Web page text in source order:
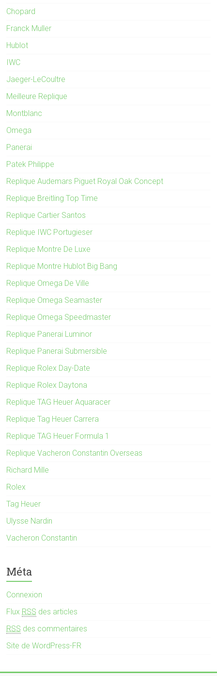
Chopard
Franck Muller
Hublot
IWC
Jaeger-LeCoultre
Meilleure Replique
Montblanc
Omega
Panerai
Patek Philippe
Replique Audemars Piguet Royal Oak Concept
Replique Breitling Top Time
Replique Cartier Santos
Replique IWC Portugieser
Replique Montre De Luxe
Replique Montre Hublot Big Bang
Replique Omega De Ville
Replique Omega Seamaster
Replique Omega Speedmaster
Replique Panerai Luminor
Replique Panerai Submersible
Replique Rolex Day-Date
Replique Rolex Daytona
Replique TAG Heuer Aquaracer
Replique Tag Heuer Carrera
Replique TAG Heuer Formula 1
Replique Vacheron Constantin Overseas
Richard Mille
Rolex
Tag Heuer
Ulysse Nardin
Vacheron Constantin
Méta
Connexion
Flux RSS des articles
RSS des commentaires
Site de WordPress-FR